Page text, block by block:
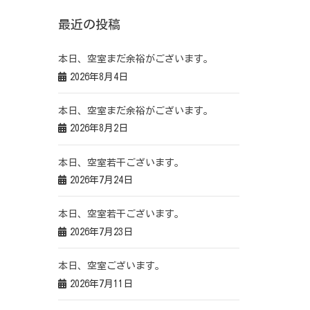
最近の投稿
本日、空室まだ余裕がございます。
2026年8月4日
本日、空室まだ余裕がございます。
2026年8月2日
本日、空室若干ございます。
2026年7月24日
本日、空室若干ございます。
2026年7月23日
本日、空室ございます。
2026年7月11日